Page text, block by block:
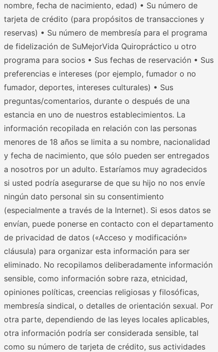
nombre, fecha de nacimiento, edad) • Su número de
tarjeta de crédito (para propósitos de transacciones y
reservas) • Su número de membresía para el programa
de fidelización de SuMejorVida Quiropráctico u otro
programa para socios • Sus fechas de reservación • Sus
preferencias e intereses (por ejemplo, fumador o no
fumador, deportes, intereses culturales) • Sus
preguntas/comentarios, durante o después de una
estancia en uno de nuestros establecimientos. La
información recopilada en relación con las personas
menores de 18 años se limita a su nombre, nacionalidad
y fecha de nacimiento, que sólo pueden ser entregados
a nosotros por un adulto. Estaríamos muy agradecidos
si usted podría asegurarse de que su hijo no nos envíe
ningún dato personal sin su consentimiento
(especialmente a través de la Internet). Si esos datos se
envían, puede ponerse en contacto con el departamento
de privacidad de datos («Acceso y modificación»
cláusula) para organizar esta información para ser
eliminado. No recopilamos deliberadamente información
sensible, como información sobre raza, etnicidad,
opiniones políticas, creencias religiosas y filosóficas,
membresía sindical, o detalles de orientación sexual. Por
otra parte, dependiendo de las leyes locales aplicables,
otra información podría ser considerada sensible, tal
como su número de tarjeta de crédito, sus actividades